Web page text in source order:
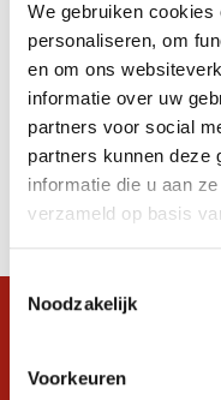
We gebruiken
personaliseren, om
en om ons
informatie over uw
partners voor social
partners kunnen deze
informatie die u aan
verzameld op basis
Toestemmingsselectie
Noodzakelijk
Voorkeuren
Apply filters
Blauw
Producten
Filter
Stel je vraag in de chat,
graag verder. 24/7